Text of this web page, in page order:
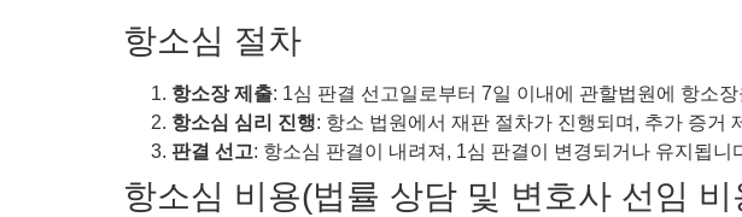
항소심 절차
항소장 제출: 1심 판결 선고일로부터 7일 이내에 관할법원에 항소
항소심 심리 진행: 항소 법원에서 재판 절차가 진행되며, 추가 증거
판결 선고: 항소심 판결이 내려져, 1심 판결이 변경되거나 유지됩니
항소심 비용(법률 상담 및 변호사 선임 비